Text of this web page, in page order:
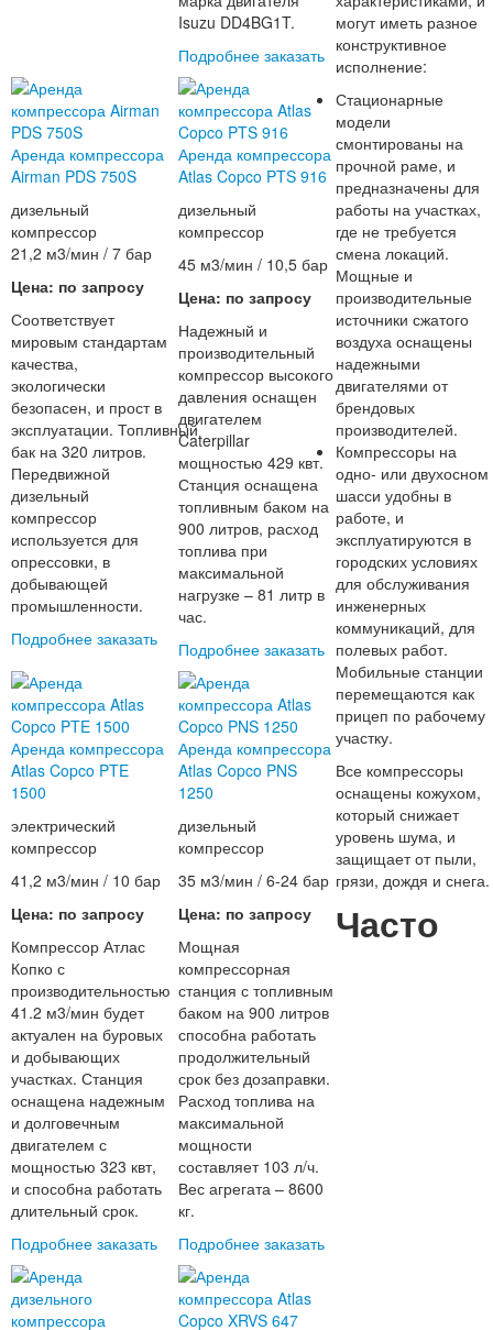
Isuzu DD4BG1T.
Подробнее заказать
Аренда компрессора
Airman PDS 750S
дизельный
компрессор
21,2 м3/мин / 7 бар
Цена: по запросу
Соответствует
мировым стандартам
качества,
экологически
безопасен, и прост в
эксплуатации. Топливный
бак на 320 литров.
Передвижной
дизельный
компрессор
используется для
опрессовки, в
добывающей
промышленности.
Подробнее заказать
Аренда компрессора
Atlas Copco PTS 916
дизельный
компрессор
45 м3/мин / 10,5 бар
Цена: по запросу
Надежный и
производительный
компрессор высокого
давления оснащен
двигателем
Caterpillar
мощностью 429 квт.
Станция оснащена
топливным баком на
900 литров, расход
топлива при
максимальной
нагрузке – 81 литр в
час.
Подробнее заказать
Аренда компрессора
Atlas Copco PTE
1500
электрический
компрессор
41,2 м3/мин / 10 бар
Цена: по запросу
Компрессор Атлас
Копко с
производительностью
41.2 м3/мин будет
актуален на буровых
и добывающих
участках. Станция
оснащена надежным
и долговечным
двигателем с
мощностью 323 квт,
и способна работать
длительный срок.
Подробнее заказать
Аренда компрессора
Atlas Copco PNS
1250
дизельный
компрессор
35 м3/мин / 6-24 бар
Цена: по запросу
Мощная
компрессорная
станция с топливным
баком на 900 литров
способна работать
продолжительный
срок без дозаправки.
Расход топлива на
максимальной
мощности
составляет 103 л/ч.
Вес агрегата – 8600
кг.
Подробнее заказать
могут иметь разное
конструктивное
исполнение:
Стационарные
модели
смонтированы на
прочной раме, и
предназначены для
работы на участках,
где не требуется
смена локаций.
Мощные и
производительные
источники сжатого
воздуха оснащены
надежными
двигателями от
брендовых
производителей.
Компрессоры на
одно- или двухосном
шасси удобны в
работе, и
эксплуатируются в
городских условиях
для обслуживания
инженерных
коммуникаций, для
полевых работ.
Мобильные станции
перемещаются как
прицеп по рабочему
участку.
Все компрессоры
оснащены кожухом,
который снижает
уровень шума, и
защищает от пыли,
грязи, дождя и снега.
Часто